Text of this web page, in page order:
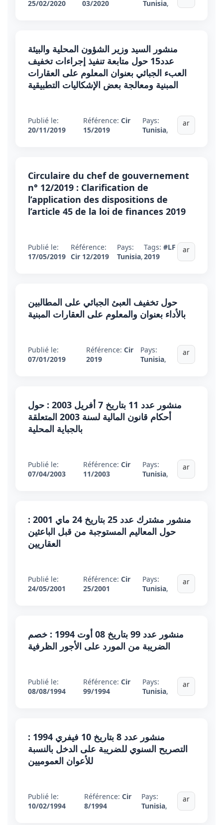
25/02/2020 03/2020 Tunisia,
منشور السيد وزير الشؤون المحلية والبيئة
عدد15 حول متابعة تنفيذ إجراءات تخفيف
العبء الجبائي بعنوان المعلوم على العقارات
المبنية ومعالجة بعض الإشكاليات التطبيقية
Publié le:
20/11/2019
Référence: Cir
15/2019
Pays:
Tunisia,
ar
Circulaire du chef de gouvernement
n° 12/2019 : Clarification de
l’application des dispositions de
l’article 45 de la loi de finances 2019
Publié le:
17/05/2019
Référence:
Cir 12/2019
Pays:
Tunisia,
Tags:#LF
2019
ar
حول تخفيف العبئ الجبائي على المطالبين
بالأداء بعنوان والمعلوم على العقارات المبنية
Publié le:
07/01/2019
Référence:Cir
2019
Pays:
Tunisia,
ar
منشور عدد 11 بتاريخ 7 أفريل 2003 : حول
أحكام قانون المالية لسنة 2003 المتعلقة
بالجباية المحلية
Publié le:
07/04/2003
Référence: Cir
11/2003
Pays:
Tunisia,
ar
منشور مشترك عدد 25 بتاريخ 24 ماي 2001 :
حول المعاليم المستوجبة من قبل الباعثين
العقاريين
Publié le:
24/05/2001
Référence: Cir
25/2001
Pays:
Tunisia,
ar
منشور عدد 99 بتاريخ 08 أوت 1994 : خصم
الضريبة من المورد على الأجور الظرفية
Publié le:
08/08/1994
Référence: Cir
99/1994
Pays:
Tunisia,
ar
منشور عدد 8 بتاريخ 10 فيفري 1994 :
التصريح السنوي للضريبة على الدخل بالنسبة
للأعوان العموميين
Publié le:
10/02/1994
Référence: Cir
8/1994
Pays:
Tunisia,
ar